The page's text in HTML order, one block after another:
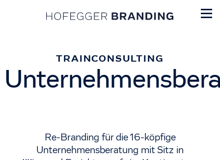
TRAINCONSULTING
Re-Branding für die 16-köpfige
Unternehmensberatung mit Sitz in